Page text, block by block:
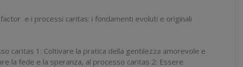
e i processi caritas: i fondamenti evoluti e originali
caritas 1: Coltivare la pratica della gentilezza amorevole e
la fede e la speranza, al processo caritas 2: Essere